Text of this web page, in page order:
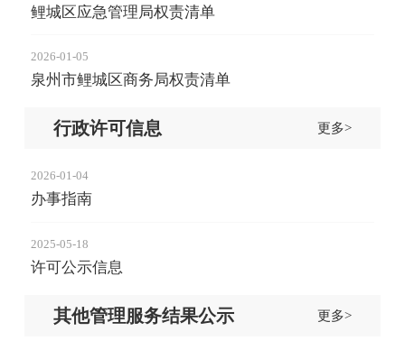
鲤城区应急管理局权责清单
2026-01-05
泉州市鲤城区商务局权责清单
行政许可信息 更多>
2026-01-04
办事指南
2025-05-18
许可公示信息
其他管理服务结果公示 更多>